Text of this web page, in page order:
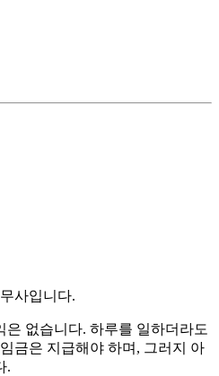
사입니다.
은 없습니다. 하루를 일하더라도
금은 지급해야 하며, 그러지 아
.